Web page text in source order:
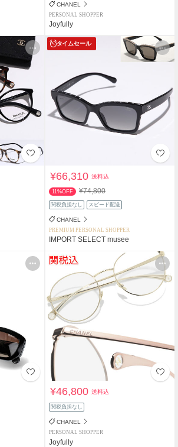
CHANEL
PERSONAL SHOPPER
Joyfully
タイムセール
¥66,310送料込
11%OFF ¥74,800
関税負担なし スピード配送
CHANEL
PREMIUM PERSONAL SHOPPER
IMPORT SELECT musee
¥46,800送料込
関税負担なし
CHANEL
PERSONAL SHOPPER
Joyfully